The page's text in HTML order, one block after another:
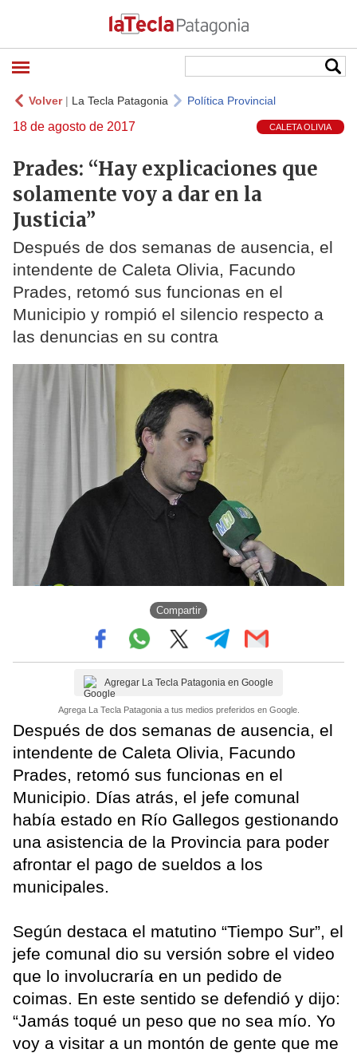
Volver| La Tecla Patagonia Política Provincial
18 de agosto de 2017 CALETA OLIVIA
Prades: “Hay explicaciones que
solamente voy a dar en la
Justicia”
Después de dos semanas de ausencia, el
intendente de Caleta Olivia, Facundo
Prades, retomó sus funcionas en el
Municipio y rompió el silencio respecto a
las denuncias en su contra
Compartir
Agregar La Tecla Patagonia en Google
Agrega La Tecla Patagonia a tus medios preferidos en Google.
Después de dos semanas de ausencia, el
intendente de Caleta Olivia, Facundo
Prades, retomó sus funcionas en el
Municipio. Días atrás, el jefe comunal
había estado en Río Gallegos gestionando
una asistencia de la Provincia para poder
afrontar el pago de sueldos a los
municipales.
Según destaca el matutino “Tiempo Sur”, el
jefe comunal dio su versión sobre el video
que lo involucraría en un pedido de
coimas. En este sentido se defendió y dijo:
“Jamás toqué un peso que no sea mío. Yo
voy a visitar a un montón de gente que me